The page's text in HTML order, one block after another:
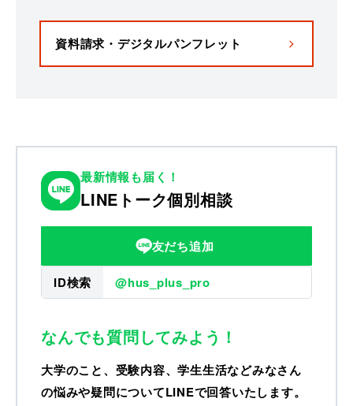
資料請求・デジタルパンフレット
最新情報も届く！
LINEトーク個別相談
友だち追加
ID検索 @hus_plus_pro
なんでも質問してみよう！
大学のこと、受験内容、学生生活などみなさん
の悩みや疑問についてLINEで回答いたします。